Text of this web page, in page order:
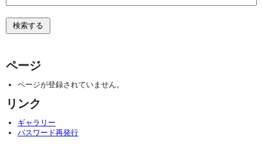
ページ
ページが登録されていません。
リンク
ギャラリー
パスワード再発行